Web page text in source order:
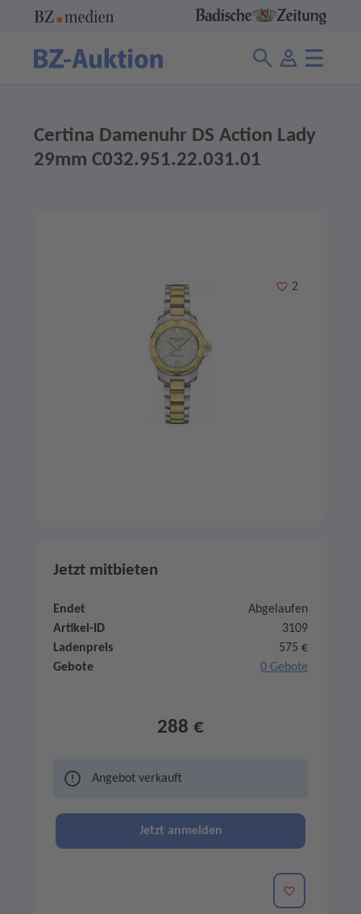
Certina Damenuhr DS Action Lady
29mm C032.951.22.031.01
Merken
2
Jetzt mitbieten
Endet
Abgelaufen
Artikel-ID
3109
Ladenpreis
575 €
Gebote
0 Gebote
288 €
Angebot verkauft
Jetzt anmelden
Merken